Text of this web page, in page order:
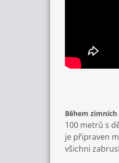
Během
100 metrů s
je připraven
všichni